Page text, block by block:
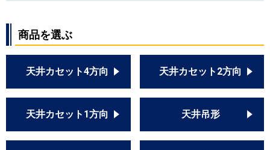
商品を選ぶ
天井カセット4方向 天井カセット2方向
天井カセット1方向 天井吊形